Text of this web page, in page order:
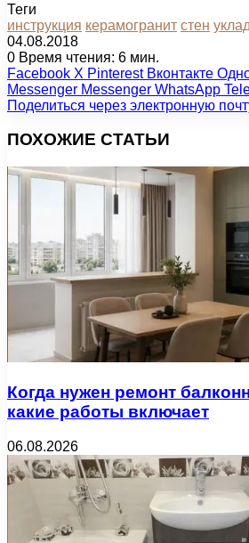
Теги
инструкция керамогранит стен
04.08.2018
0 Время чтения: 6 мин.
Facebook X Pinterest Вконтакте
Messenger Messenger WhatsApp
Поделиться через электронную
ПОХОЖИЕ СТАТЬИ
Когда нужен ремонт
какие работы включает
06.08.2026